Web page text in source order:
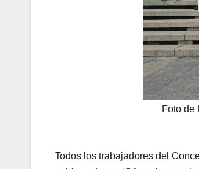
Foto de
Todos los trabajadores del